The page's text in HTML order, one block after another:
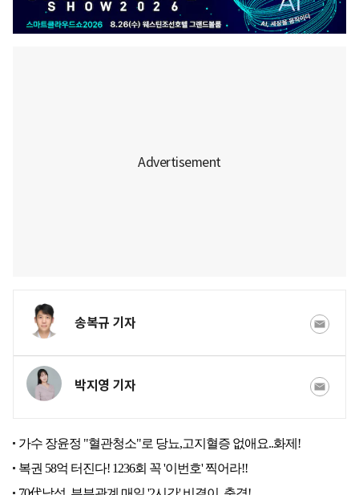
송복규 기자
박지영 기자